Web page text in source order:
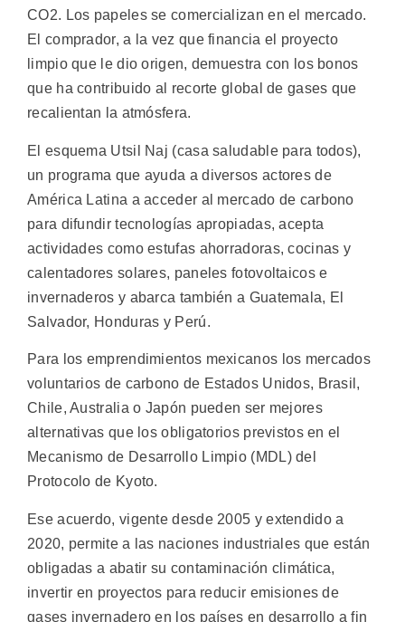
CO2. Los papeles se comercializan en el mercado.
El comprador, a la vez que financia el proyecto
limpio que le dio origen, demuestra con los bonos
que ha contribuido al recorte global de gases que
recalientan la atmósfera.
El esquema Utsil Naj (casa saludable para todos),
un programa que ayuda a diversos actores de
América Latina a acceder al mercado de carbono
para difundir tecnologías apropiadas, acepta
actividades como estufas ahorradoras, cocinas y
calentadores solares, paneles fotovoltaicos e
invernaderos y abarca también a Guatemala, El
Salvador, Honduras y Perú.
Para los emprendimientos mexicanos los mercados
voluntarios de carbono de Estados Unidos, Brasil,
Chile, Australia o Japón pueden ser mejores
alternativas que los obligatorios previstos en el
Mecanismo de Desarrollo Limpio (MDL) del
Protocolo de Kyoto.
Ese acuerdo, vigente desde 2005 y extendido a
2020, permite a las naciones industriales que están
obligadas a abatir su contaminación climática,
invertir en proyectos para reducir emisiones de
gases invernadero en los países en desarrollo a fin